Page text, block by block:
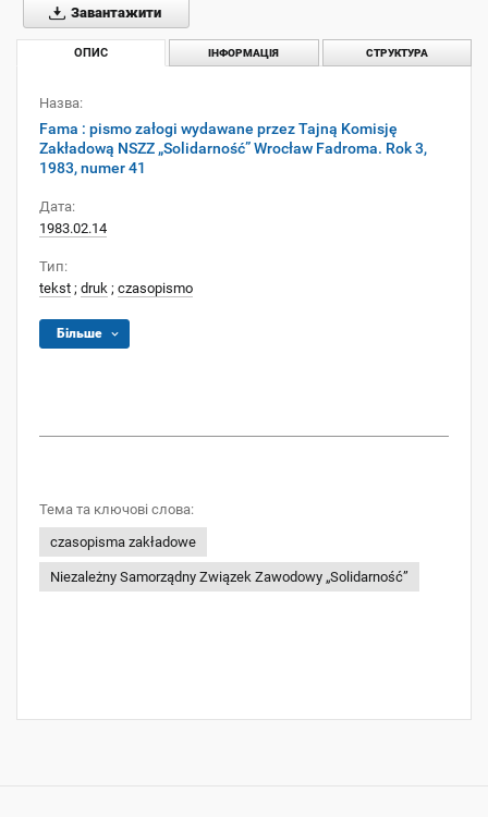
Завантажити
ОПИС ІНФОРМАЦІЯ СТРУКТУРА
Назва:
Fama : pismo załogi wydawane przez Tajną Komisję
Zakładową NSZZ „Solidarność” Wrocław Fadroma. Rok 3,
1983, numer 41
Дата:
1983.02.14
Тип:
tekst ; druk ; czasopismo
Більше
Тема та ключові слова:
czasopisma zakładowe
Niezależny Samorządny Związek Zawodowy „Solidarność”